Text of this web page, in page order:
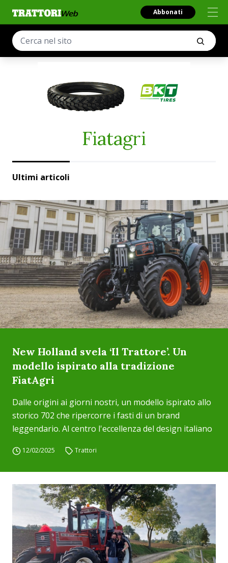
Abbonati
Fiatagri
Ultimi articoli
New Holland svela ‘Il Trattore’. Un
modello ispirato alla tradizione
FiatAgri
Dalle origini ai giorni nostri, un modello ispirato allo
storico 702 che ripercorre i fasti di un brand
leggendario. Al centro l'eccellenza del design italiano
12/02/2025 Trattori